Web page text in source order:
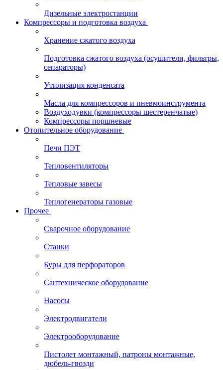
Дизельные электростанции
Компрессоры и подготовка воздуха
Хранение сжатого воздуха
Подготовка сжатого воздуха (осушители, фильтры,
сепараторы)
Утилизация конденсата
Масла для компрессоров и пневмоинструмента
Воздуходувки (компрессоры шестеренчатые)
Компрессоры поршневые
Отопительное оборудование
Печи ПЭТ
Тепловентиляторы
Тепловые завесы
Теплогенераторы газовые
Прочее
Сварочное оборудование
Станки
Буры для перфораторов
Сантехническое оборудование
Насосы
Электродвигатели
Электрооборудование
Пистолет монтажный, патроны монтажные,
дюбель-гвозди